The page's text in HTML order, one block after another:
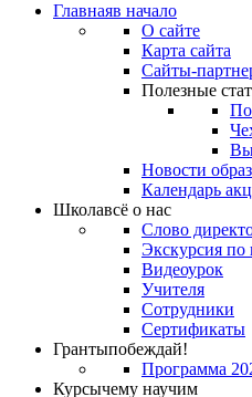
Главнаяв начало
О сайте
Карта сайта
Сайты-
Полезные
Новости
Календарь
Школавсё о нас
Слово
Экскурсия по
Видеоурок
Учителя
Сотрудники
Сертификаты
Грантыпобеждай!
Программа
Курсычему научим